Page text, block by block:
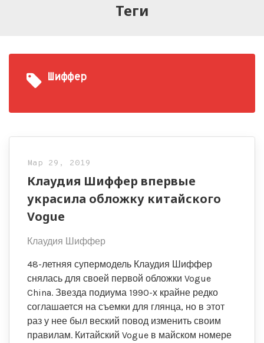
Теги
Шиффер
Мар 29, 2019
Клаудия Шиффер впервые
украсила обложку китайского
Vogue
Клаудия Шиффер
48-летняя супермодель Клаудия Шиффер
снялась для своей первой обложки Vogue
China. Звезда подиума 1990-х крайне редко
соглашается на съемки для глянца, но в этот
раз у нее был веский повод изменить своим
правилам. Китайский Vogue в майском номере